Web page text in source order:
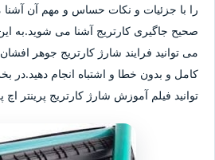
را با جزئیات و نکات حساس و مهم آن آشنا
صحیح جاگیری کارتریج آشنا می شوید.به
می توانید فرایند شارژ کارتریج جوهر
کامل و بدون خطا و اشتباه انجام
توانید فیلم آموزش شارژ کارتریج پرینتر